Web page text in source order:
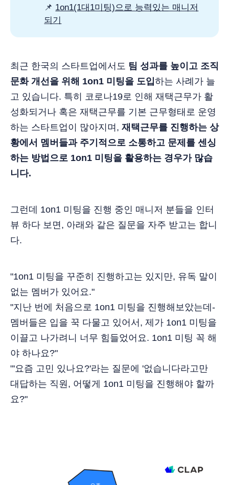
📌 1on1(1대1미팅)으로 능력있는 매니저
되기
최근 한국의 스타트업에서도 팀 성과를 높이고 조직
문화 개선을 위해 1on1 미팅을 도입하는 사례가 늘
고 있습니다. 특히 코로나19로 인해 재택근무가 활
성화되거나 혹은 재택근무를 기본 근무형태로 운영
하는 스타트업이 많아지며, 재택근무를 진행하는 상
황에서 멤버들과 주기적으로 소통하고 문제를 센싱
하는 방법으로 1on1 미팅을 활용하는 경우가 많습
니다.
그런데 1on1 미팅을 진행 중인 매니저 분들을 인터
뷰 하다 보면, 아래와 같은 질문을 자주 받고는 합니
다.
"1on1 미팅을 꾸준히 진행하고는 있지만, 유독 말이
없는 멤버가 있어요."
"지난 번에 처음으로 1on1 미팅을 진행해보았는데-
멤버들은 입을 꾹 다물고 있어서, 제가 1on1 미팅을
이끌고 나가려니 너무 힘들었어요. 1on1 미팅 꼭 해
야 하나요?"
"'요즘 고민 있나요?'라는 질문에 '없습니다라고만
대답하는 직원, 어떻게 1on1 미팅을 진행해야 할까
요?"